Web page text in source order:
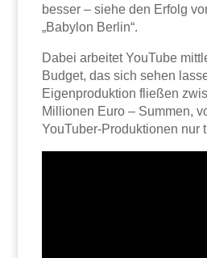
besser – siehe den Erfolg
„Babylon Berlin“.
Dabei arbeitet YouTube
Budget, das sich sehen
Eigenproduktion fließen
Millionen Euro – Summen,
YouTuber-Produktionen nur